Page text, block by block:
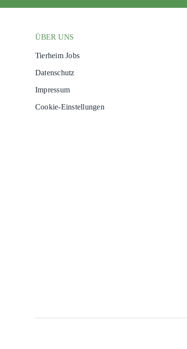
ÜBER UNS
Tierheim Jobs
Datenschutz
Impressum
Cookie-Einstellungen